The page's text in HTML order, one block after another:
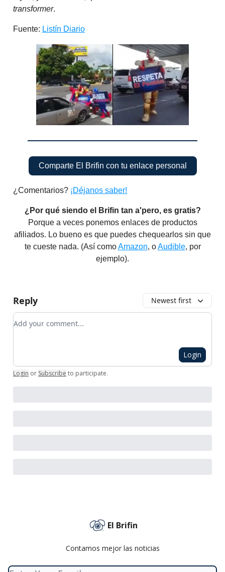
transformer.
Fuente: Listín Diario
Comparte El Brifin con tu enlace personal
¿Comentarios? ¡Déjanos saber!
¿Por qué siendo el Brifin tan a'pero, es gratis?
Porque a veces ponemos enlaces de productos
afiliados. Lo bueno es que puedes chequearlos sin que
te cueste nada.​ (Así comoAmazon, oAudible, por
ejemplo).
Reply Newest first
Add your comment
Login
Login or Subscribe to participate.
El Brifin
Contamos mejor las noticias